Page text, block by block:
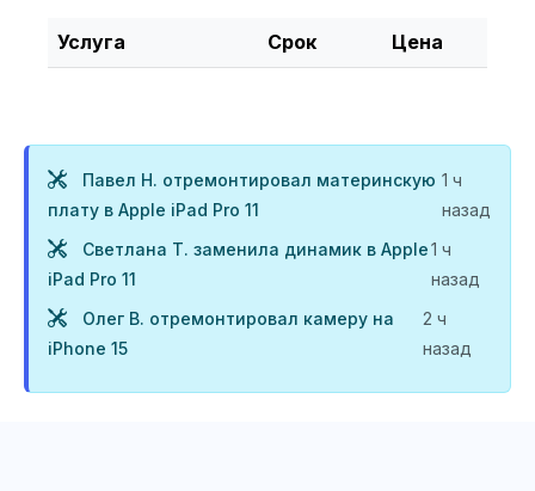
Услуга Срок Цена
Павел Н. отремонтировал материнскую
плату в Apple iPad Pro 11
1 ч
назад
Светлана Т. заменила динамик в Apple
iPad Pro 11
1 ч
назад
Олег В. отремонтировал камеру на
iPhone 15
2 ч
назад